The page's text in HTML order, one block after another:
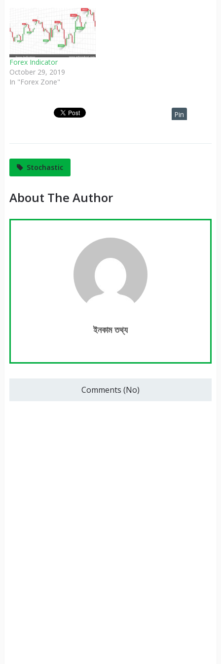
Forex Indicator
October 29, 2019
In "Forex Zone"
Pin
Stochastic
About The Author
ইনকাম তথ্য
Comments (No)